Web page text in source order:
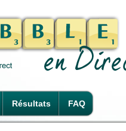
Résultats FAQ